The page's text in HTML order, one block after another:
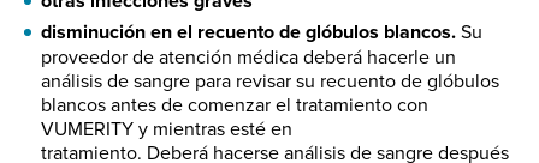
disminución en el recuento de glóbulos blancos.Su
proveedor de atención médica deberá hacerle un
análisis de sangre para revisar su recuento de glóbulos
blancos antes de comenzar el tratamiento con
VUMERITY y mientras esté en
tratamiento. Deberá hacerse análisis de sangre después